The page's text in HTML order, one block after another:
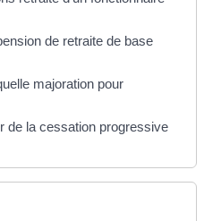
de retraite de base
majoration pour
de la cessation progressive